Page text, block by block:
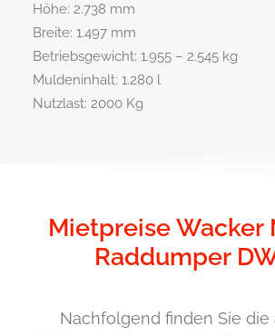
Höhe: 2.738 mm
Breite: 1.497 mm
Betriebsgewicht: 1.955 – 2.545 kg
Muldeninhalt: 1.280 l
Nutzlast: 2000 Kg
Mietpreise Wacker
Raddumper
Nachfolgend finden Sie